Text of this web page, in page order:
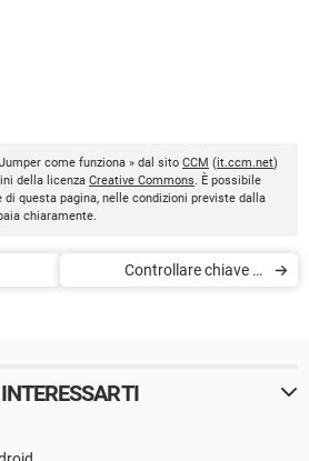
come funziona » dal sito CCM (it.ccm.net)
della licenza Creative Commons . È possibile
questa pagina, nelle condizioni previste dalla
chiaramente.
Controllare chiave di